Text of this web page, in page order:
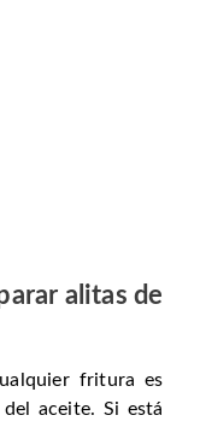
alitas de
fritura es
aceite. Si está